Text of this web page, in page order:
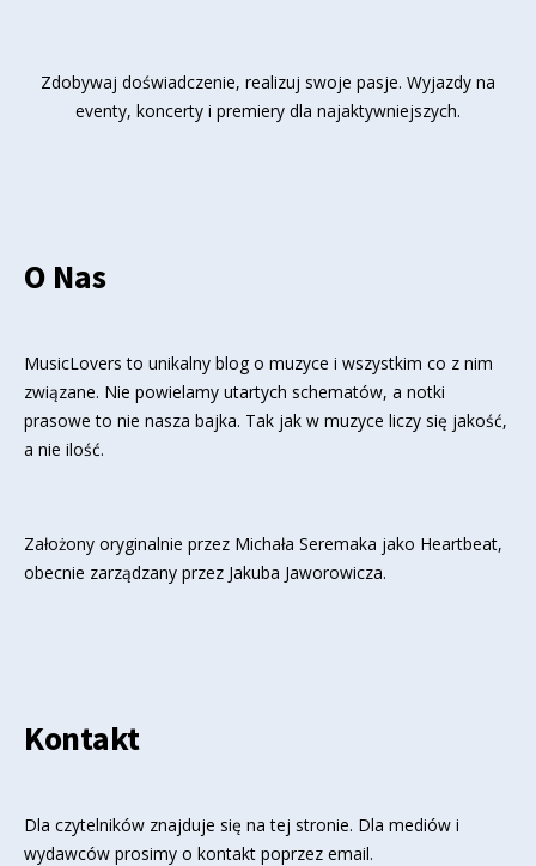
Zdobywaj doświadczenie, realizuj swoje pasje. Wyjazdy na
eventy, koncerty i premiery dla najaktywniejszych.
O Nas
MusicLovers to unikalny blog o muzyce i wszystkim co z nim
związane. Nie powielamy utartych schematów, a notki
prasowe to nie nasza bajka. Tak jak w muzyce liczy się jakość,
a nie ilość.
Założony oryginalnie przez Michała Seremaka jako Heartbeat,
obecnie zarządzany przez Jakuba Jaworowicza.
Kontakt
Dla czytelników znajduje się na tej stronie. Dla mediów i
wydawców prosimy o kontakt poprzez email.